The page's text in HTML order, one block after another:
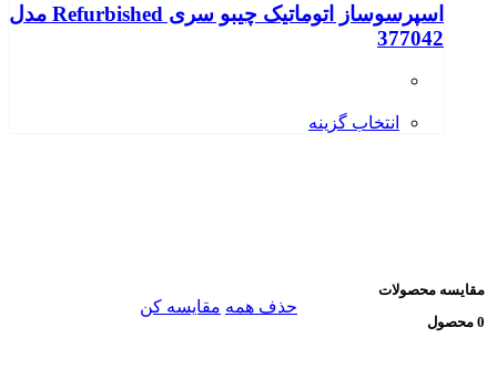
اسپرسوساز اتوماتیک چیبو سری Refurbished مدل
377042
انتخاب گزینه
مقایسه محصولات
0 محصول
حذف همه مقایسه کن